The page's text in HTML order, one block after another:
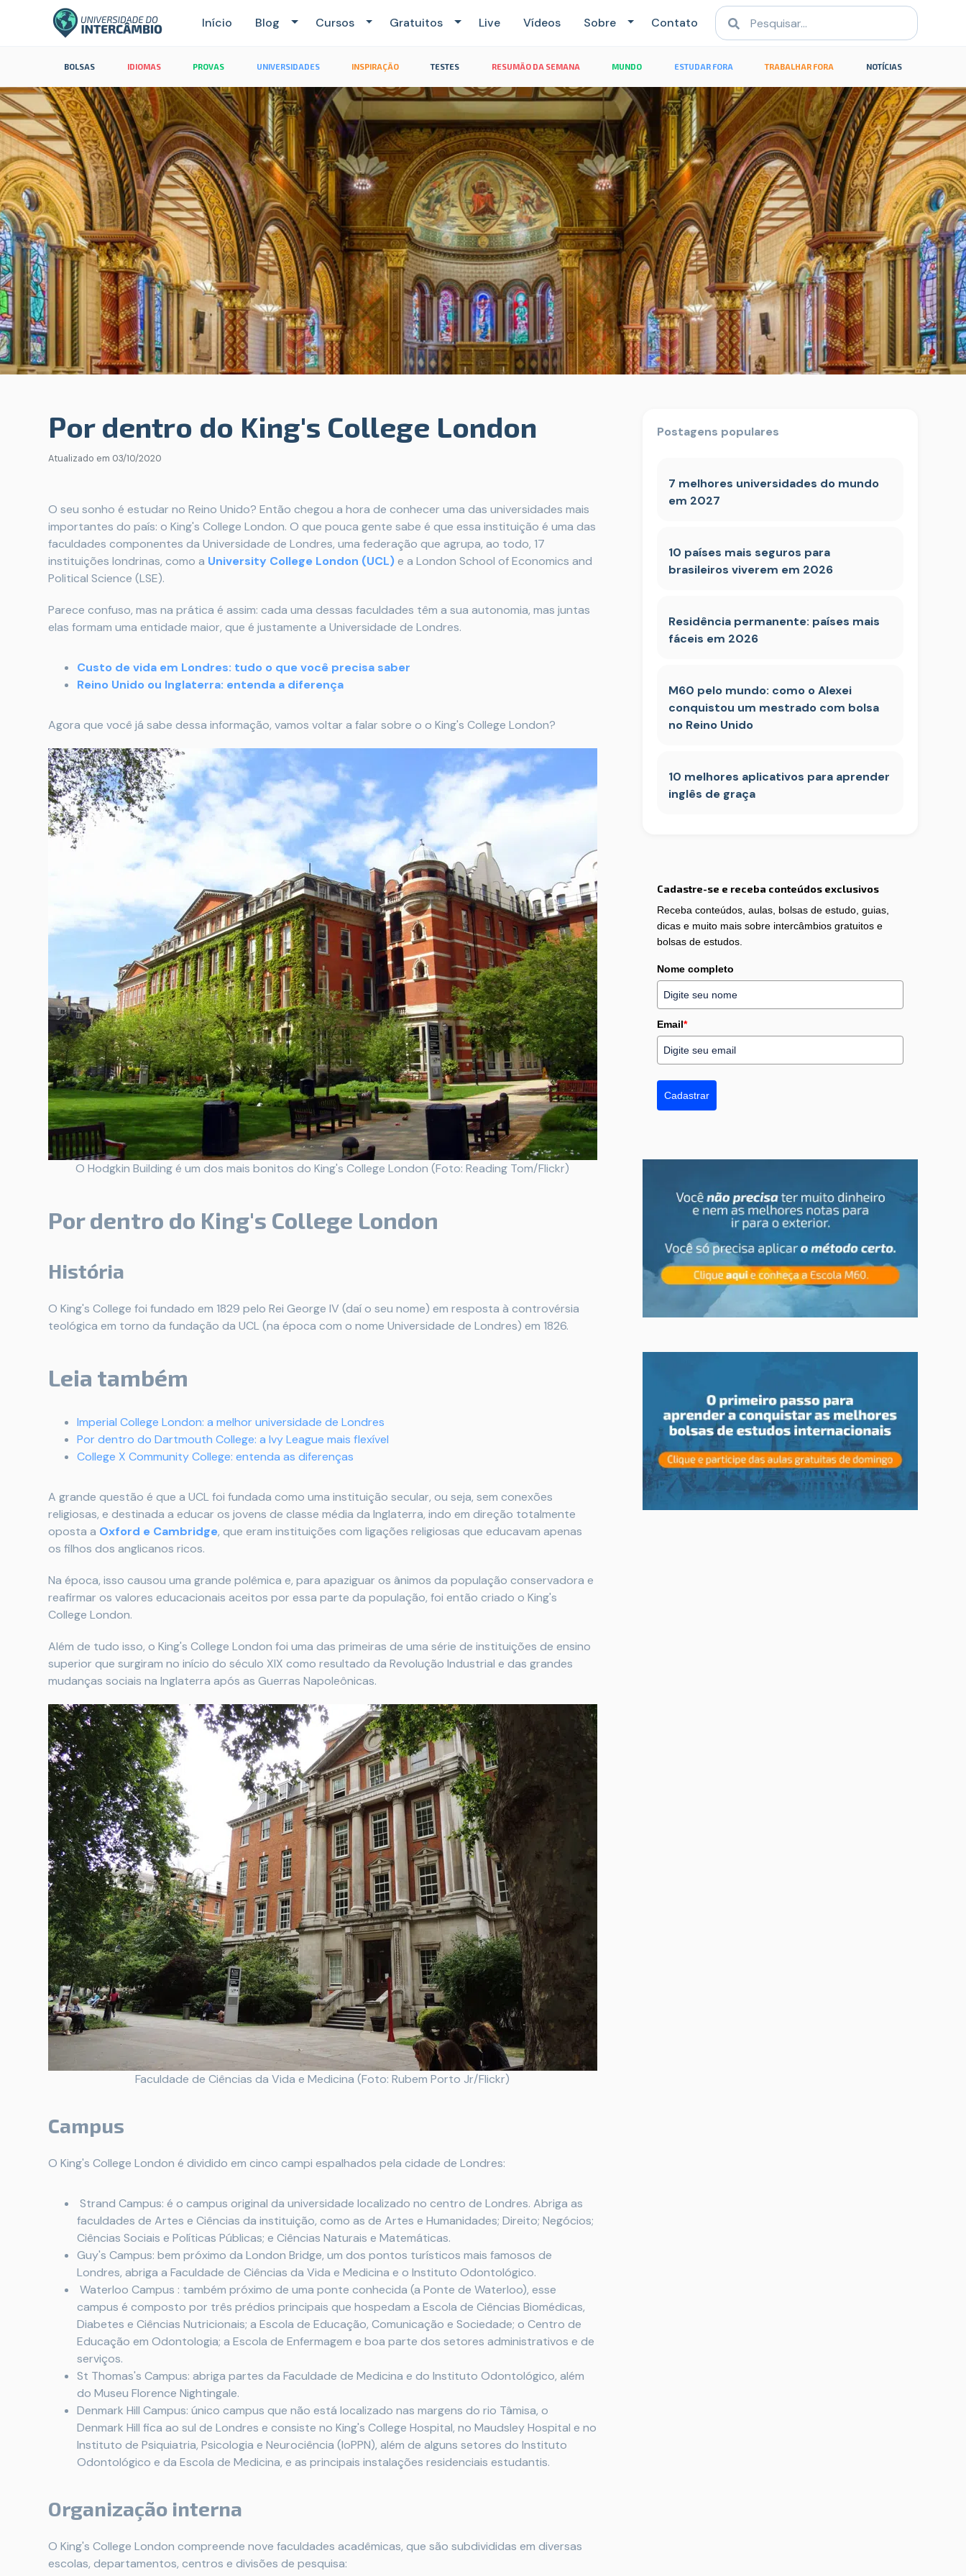
Início Blog Cursos Gratuitos Live Vídeos Sobre Contato
BOLSAS IDIOMAS PROVAS UNIVERSIDADES INSPIRAÇÃO TESTES RESUMÃO DA SEMANA MUNDO ESTUDAR FORA TRABALHAR FORA NOTÍCIAS
Por dentro do King's College London
Atualizado em 03/10/2020
O seu sonho é estudar no Reino Unido? Então chegou a hora de conhecer uma das universidades mais
importantes do país: o King's College London. O que pouca gente sabe é que essa instituição é uma das
faculdades componentes da Universidade de Londres, uma federação que agrupa, ao todo, 17
instituições londrinas, como a University College London (UCL)e a London School of Economics and
Political Science (LSE).
Parece confuso, mas na prática é assim: cada uma dessas faculdades têm a sua autonomia, mas juntas
elas formam uma entidade maior, que é justamente a Universidade de Londres.
Custo de vida em Londres: tudo o que você precisa saber
Reino Unido ou Inglaterra: entenda a diferença
Agora que você já sabe dessa informação, vamos voltar a falar sobre o o King's College London?
O Hodgkin Building é um dos mais bonitos do King's College London (Foto: Reading Tom/Flickr)
Por dentro do King's College London
História
O King's College foi fundado em 1829 pelo Rei George IV (daí o seu nome) em resposta à controvérsia
teológica em torno da fundação da UCL (na época com o nome Universidade de Londres) em 1826.
Leia também
Imperial College London: a melhor universidade de Londres
Por dentro do Dartmouth College: a Ivy League mais flexível
College X Community College: entenda as diferenças
A grande questão é que a UCL foi fundada como uma instituição secular, ou seja, sem conexões
religiosas, e destinada a educar os jovens de classe média da Inglaterra, indo em direção totalmente
oposta a Oxford e Cambridge, que eram instituições com ligações religiosas que educavam apenas
os filhos dos anglicanos ricos.
Na época, isso causou uma grande polêmica e, para apaziguar os ânimos da população conservadora e
reafirmar os valores educacionais aceitos por essa parte da população, foi então criado o King's
College London.
Além de tudo isso, o King's College London foi uma das primeiras de uma série de instituições de ensino
superior que surgiram no início do século XIX como resultado da Revolução Industrial e das grandes
mudanças sociais na Inglaterra após as Guerras Napoleônicas.
Faculdade de Ciências da Vida e Medicina (Foto: Rubem Porto Jr/Flickr)
Campus
O King's College London é dividido em cinco campi espalhados pela cidade de Londres:
Strand Campus: é o campus original da universidade localizado no centro de Londres. Abriga as
faculdades de Artes e Ciências da instituição, como as de Artes e Humanidades; Direito; Negócios;
Ciências Sociais e Políticas Públicas; e Ciências Naturais e Matemáticas.
Guy's Campus: bem próximo da London Bridge, um dos pontos turísticos mais famosos de
Londres, abriga a Faculdade de Ciências da Vida e Medicina e o Instituto Odontológico.
Waterloo Campus : também próximo de uma ponte conhecida (a Ponte de Waterloo), esse
campus é composto por três prédios principais que hospedam a Escola de Ciências Biomédicas,
Diabetes e Ciências Nutricionais; a Escola de Educação, Comunicação e Sociedade; o Centro de
Educação em Odontologia; a Escola de Enfermagem e boa parte dos setores administrativos e de
serviços.
St Thomas's Campus: abriga partes da Faculdade de Medicina e do Instituto Odontológico, além
do Museu Florence Nightingale.
Denmark Hill Campus: único campus que não está localizado nas margens do rio Tâmisa, o
Denmark Hill fica ao sul de Londres e consiste no King's College Hospital, no Maudsley Hospital e no
Instituto de Psiquiatria, Psicologia e Neurociência (IoPPN), além de alguns setores do Instituto
Odontológico e da Escola de Medicina, e as principais instalações residenciais estudantis.
Organização interna
O King's College London compreende nove faculdades acadêmicas, que são subdivididas em diversas
escolas, departamentos, centros e divisões de pesquisa:
Postagens populares
7 melhores universidades do mundo
em 2027
10 países mais seguros para
brasileiros viverem em 2026
Residência permanente: países mais
fáceis em 2026
M60 pelo mundo: como o Alexei
conquistou um mestrado com bolsa
no Reino Unido
10 melhores aplicativos para aprender
inglês de graça
Cadastre-se e receba conteúdos exclusivos
Receba conteúdos, aulas, bolsas de estudo, guias,
dicas e muito mais sobre intercâmbios gratuitos e
bolsas de estudos.
Nome completo
Email*
Cadastrar